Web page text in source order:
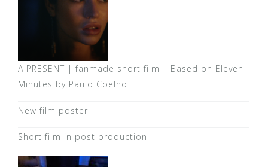
A PRESENT | fanmade short film | Based on Eleven
Minutes by Paulo Coelho
New film poster
Short film in post production